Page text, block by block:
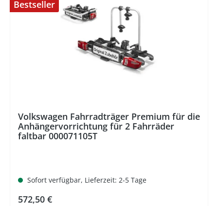
Bestseller
Volkswagen Fahrradträger Premium für die
Anhängervorrichtung für 2 Fahrräder
faltbar 000071105T
Sofort verfügbar, Lieferzeit: 2-5 Tage
572,50 €